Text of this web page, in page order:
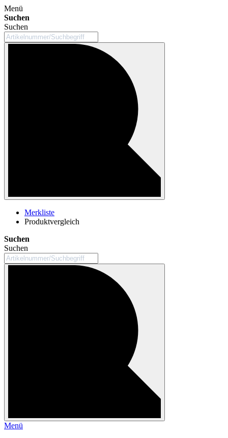
Menü
Suchen
Suchen
Merkliste
Produktvergleich
Suchen
Suchen
Menü